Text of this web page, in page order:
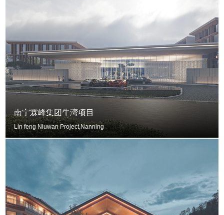
南宁霖峰集团牛湾项目
Lin feng Niuwan Project,Nanning